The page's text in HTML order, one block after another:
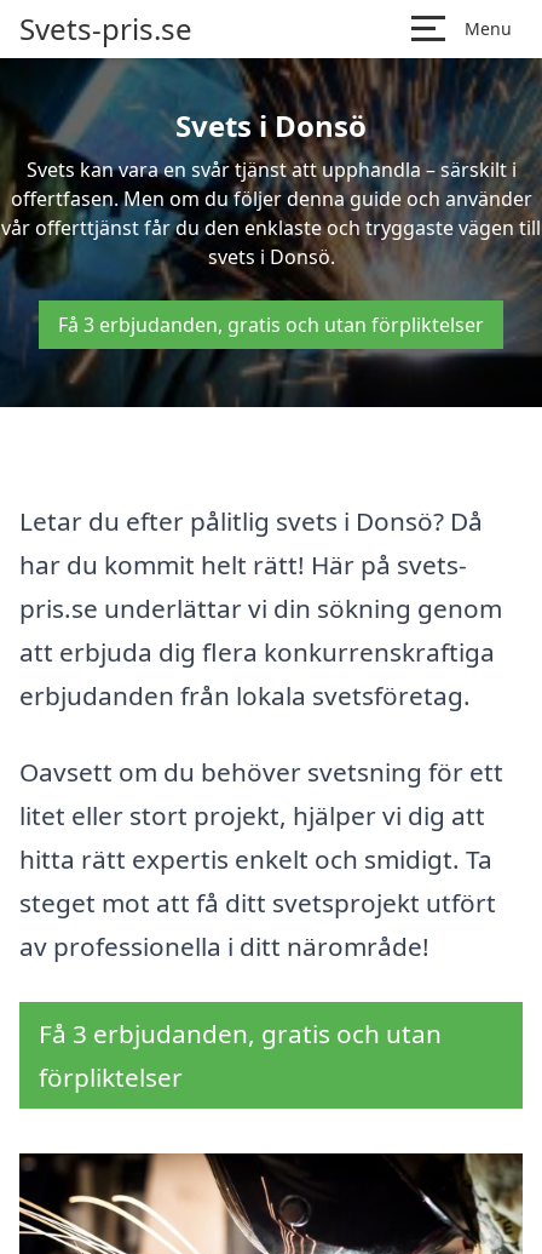
Svets-pris.se Menu
Svets i Donsö
Svets kan vara en svår tjänst att upphandla – särskilt i
offertfasen. Men om du följer denna guide och använder
vår offerttjänst får du den enklaste och tryggaste vägen till
svets i Donsö.
Få 3 erbjudanden, gratis och utan förpliktelser
Letar du efter pålitlig svets i Donsö? Då
har du kommit helt rätt! Här på svets-
pris.se underlättar vi din sökning genom
att erbjuda dig flera konkurrenskraftiga
erbjudanden från lokala svetsföretag.
Oavsett om du behöver svetsning för ett
litet eller stort projekt, hjälper vi dig att
hitta rätt expertis enkelt och smidigt. Ta
steget mot att få ditt svetsprojekt utfört
av professionella i ditt närområde!
Få 3 erbjudanden, gratis och utan
förpliktelser